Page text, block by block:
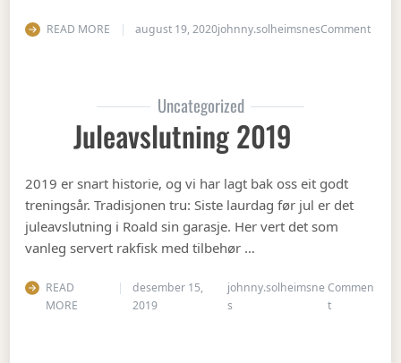
READ MORE august 19, 2020johnny.solheimsnesCommenton
Uncategorized
Juleavslutning 2019
2019 er snart historie, og vi har lagt bak oss eit godt
treningsår. Tradisjonen tru: Siste laurdag før jul er det
juleavslutning i Roald sin garasje. Her vert det som
vanleg servert rakfisk med tilbehør …
READ
MORE
desember 15,
2019
johnny.solheimsne
s
Commen
ton